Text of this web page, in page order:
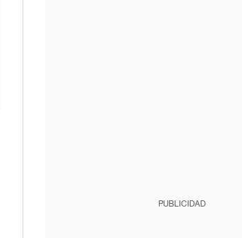
PUBLICIDAD